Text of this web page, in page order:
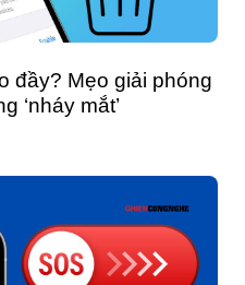
đầy? Mẹo giải phóng
‘nháy mắt’